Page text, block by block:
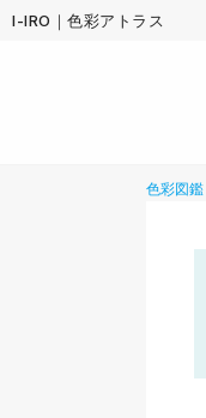
I-IRO｜色彩アトラス
色彩図鑑